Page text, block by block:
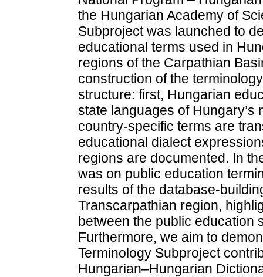
the Hungarian Academy of
Subproject was launched to
educational terms used in
regions of the Carpathian
construction of the
structure: first, Hungarian
state languages of
country-specific terms are
educational dialect
regions are documented. In
was on public education
results of the database-
Transcarpathian region,
between the public education
Furthermore, we aim to
Terminology Subproject
Hungarian–Hungarian